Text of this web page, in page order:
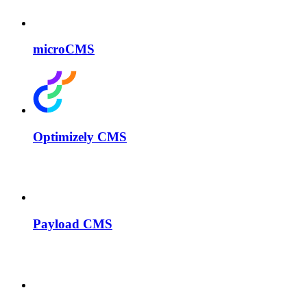
microCMS
Optimizely CMS
Payload CMS